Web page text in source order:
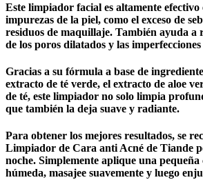
Este limpiador facial es altamente
impurezas de la piel, como el exceso de
residuos de maquillaje. También ayuda a
de los poros dilatados y las
Gracias a su fórmula a base de
extracto de té verde, el extracto de aloe
de té, este limpiador no solo limpia
que también la deja suave y radiante.
Para obtener los mejores resultados, se
Limpiador de Cara anti Acné de Tiande
noche. Simplemente aplique una
húmeda, masajee suavemente y luego